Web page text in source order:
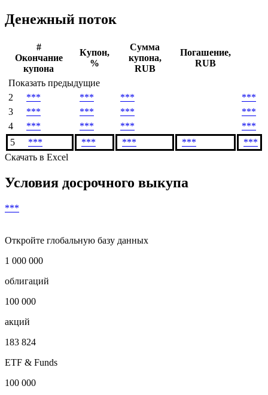
Денежный поток
#
Окончание
купона
Купон,
%
Сумма
купона,
RUB
Погашение,
RUB
Показать предыдущие
2
*** *** ***
***
3
*** *** ***
***
4
*** *** ***
***
5
*** *** *** ***
***
Скачать в Excel
Условия досрочного выкупа
***
Откройте глобальную базу данных
1 000 000
облигаций
100 000
акций
183 824
ETF & Funds
100 000